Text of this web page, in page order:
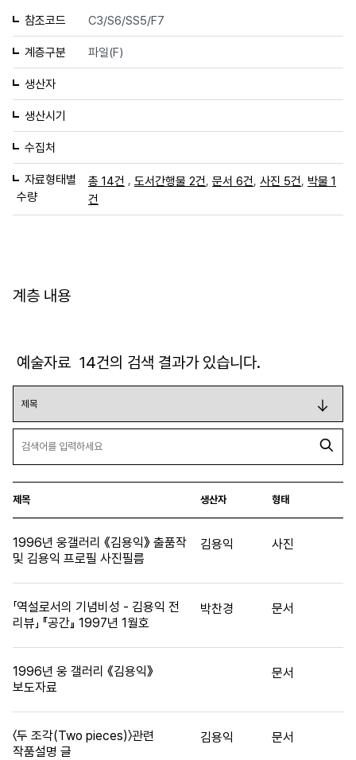
참조코드 C3/S6/SS5/F7
계층구분 파일(F)
생산자
생산시기
수집처
자료형태별
수량
총 14건 , 도서간행물 2건 문서 6건 사진 5건
박물 1
건
계층 내용
예술자료 14건의 검색 결과가 있습니다.
제목 생산자 형태
1996년 웅갤러리 《김용익》 출품작
및 김용익 프로필 사진필름
김용익 사진
「역설로서의 기념비성 - 김용익 전
리뷰」 『공간』 1997년 1월호
박찬경 문서
1996년 웅 갤러리 《김용익》
보도자료
문서
〈두 조각(Two pieces)〉관련
작품설명 글
김용익 문서